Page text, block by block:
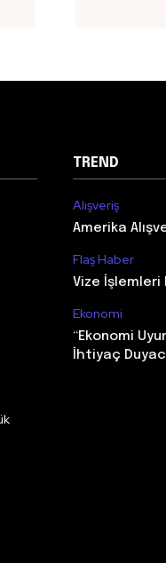
TREND
Alışveriş
Amerika
Flaş Haber
Vize İşlemleri
Ekonomi
“Ekonomi
İhtiyaç